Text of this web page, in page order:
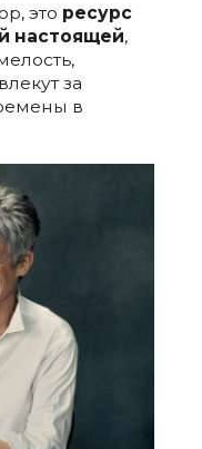
это ресурс
настоящей,
за
в